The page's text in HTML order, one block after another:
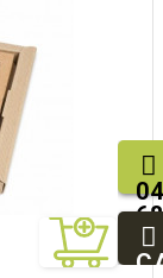
04
68
25
93